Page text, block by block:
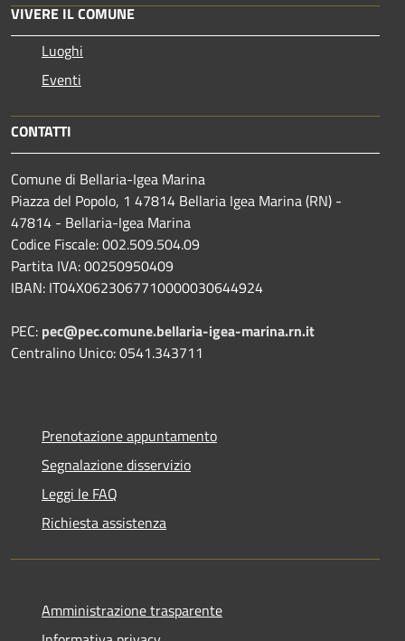
VIVERE IL COMUNE
Luoghi
Eventi
CONTATTI
Comune di Bellaria-Igea Marina
Piazza del Popolo, 1 47814 Bellaria Igea Marina (RN) -
47814 - Bellaria-Igea Marina
Codice Fiscale: 002.509.504.09
Partita IVA: 00250950409
IBAN: IT04X0623067710000030644924
PEC: pec@pec.comune.bellaria-igea-marina.rn.it
Centralino Unico: 0541.343711
Prenotazione appuntamento
Segnalazione disservizio
Leggi le FAQ
Richiesta assistenza
Amministrazione trasparente